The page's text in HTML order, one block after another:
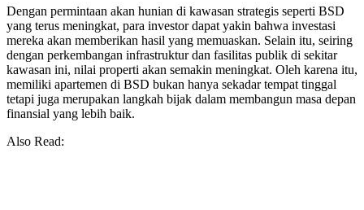
Dengan permintaan akan hunian di kawasan strategis seperti BSD
yang terus meningkat, para investor dapat yakin bahwa investasi
mereka akan memberikan hasil yang memuaskan. Selain itu, seiring
dengan perkembangan infrastruktur dan fasilitas publik di sekitar
kawasan ini, nilai properti akan semakin meningkat. Oleh karena itu,
memiliki apartemen di BSD bukan hanya sekadar tempat tinggal
tetapi juga merupakan langkah bijak dalam membangun masa depan
finansial yang lebih baik.
Also Read: